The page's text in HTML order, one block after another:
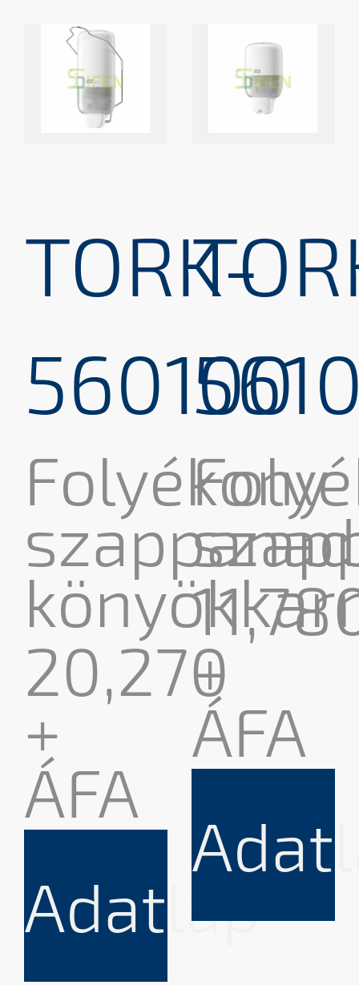
TORK-
560100
Folyékony
20,270
+
ÁFA
Adatlap
+
ÁFA